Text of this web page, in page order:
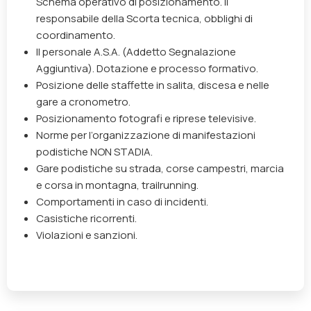
responsabile della Scorta tecnica, obblighi di
coordinamento.
Il personale A.S.A. (Addetto Segnalazione
Aggiuntiva). Dotazione e processo formativo.
Posizione delle staffette in salita, discesa e nelle
gare a cronometro.
Posizionamento fotografi e riprese televisive.
Norme per l’organizzazione di manifestazioni
podistiche NON STADIA.
Gare podistiche su strada, corse campestri, marcia
e corsa in montagna, trailrunning.
Comportamenti in caso di incidenti.
Casistiche ricorrenti.
Violazioni e sanzioni.